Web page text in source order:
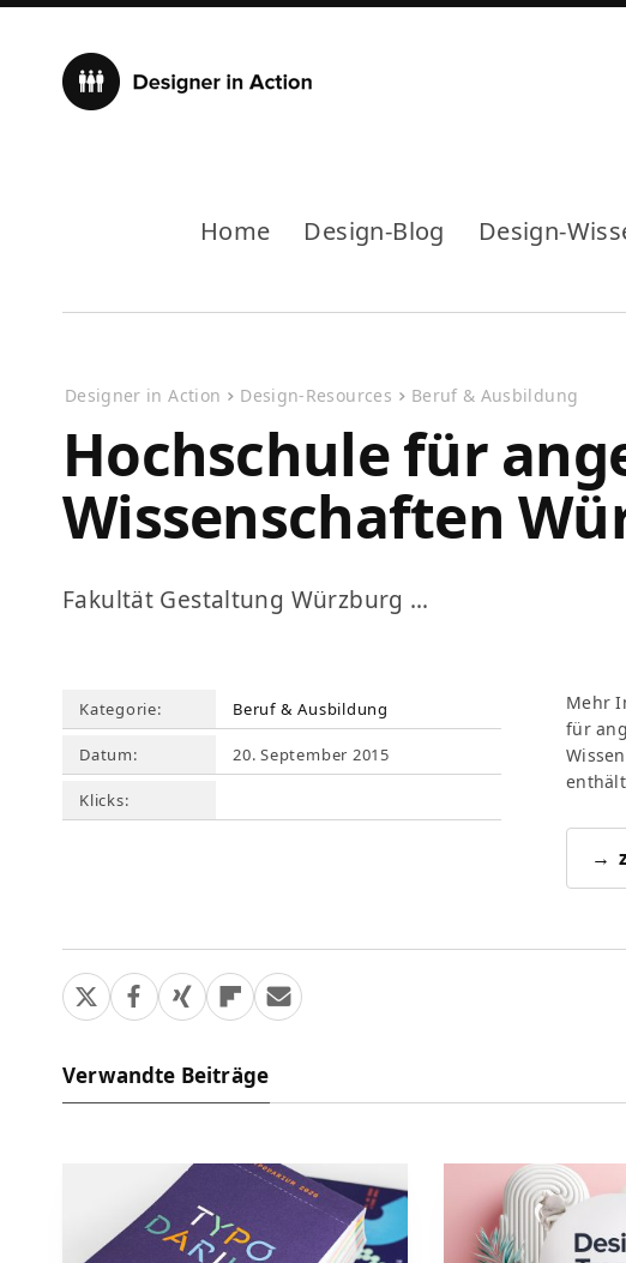
Home Design-Blog Design-
Designer in Action Design-Resources Beruf & Ausbildung
Hochschule für
Wissenschaften
Fakultät Gestaltung Würzburg …
Kategorie: Beruf & Ausbildung
Datum: 20. September 2015
Klicks:
Mehr
für
Verwandte Beiträge